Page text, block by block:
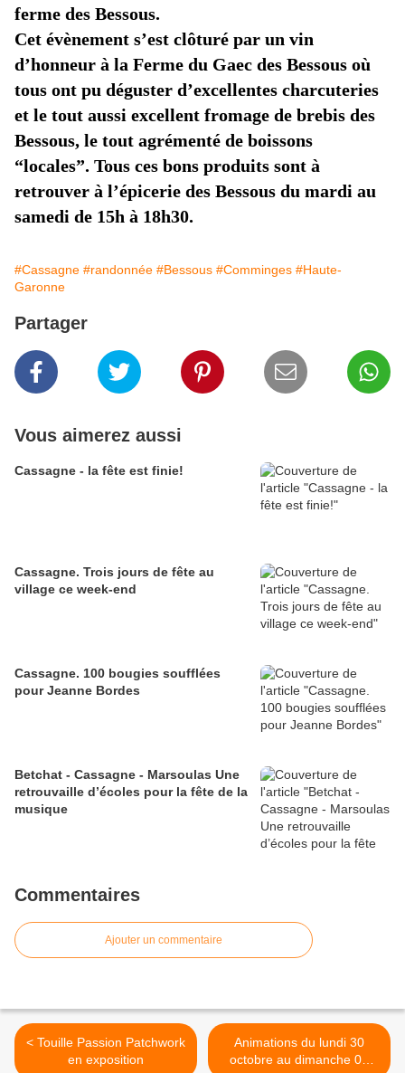
ferme des Bessous.
Cet évènement s’est clôturé par un vin
d’honneur à la Ferme du Gaec des Bessous où
tous ont pu déguster d’excellentes charcuteries
et le tout aussi excellent fromage de brebis des
Bessous, le tout agrémenté de boissons
“locales”. Tous ces bons produits sont à
retrouver à l’épicerie des Bessous du mardi au
samedi de 15h à 18h30.
#Cassagne #randonnée #Bessous #Comminges #Haute-
Garonne
Partager
Vous aimerez aussi
Cassagne - la fête est finie!
Cassagne. Trois jours de fête au
village ce week-end
Cassagne. 100 bougies soufflées
pour Jeanne Bordes
Betchat - Cassagne - Marsoulas Une
retrouvaille d’écoles pour la fête de la
musique
Commentaires
Ajouter un commentaire
< Touille Passion Patchwork
en exposition
Animations du lundi 30
octobre au dimanche 05